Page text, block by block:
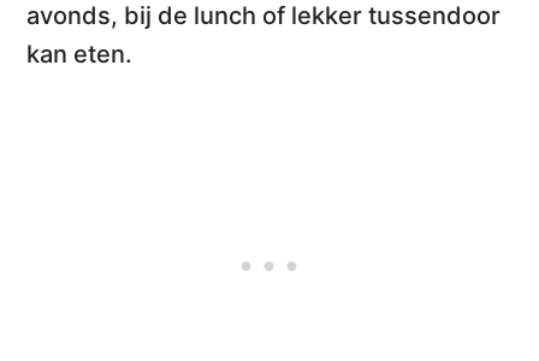
avonds, bij de lunch of lekker tussendoor
kan eten.